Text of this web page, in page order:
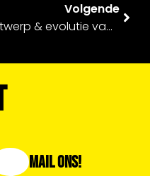
Volgende
Ontwerp & evolutie van nieuwe signing wegwijsborden – Zideris
Mail Ons!